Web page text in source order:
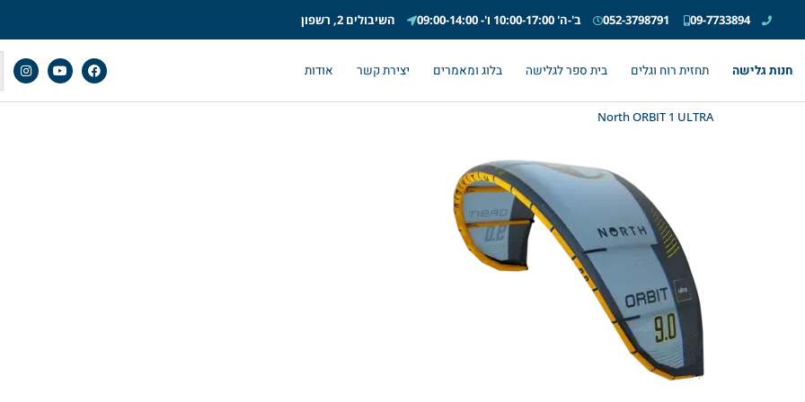
09-7733894
052-3798791 ב'-ה' 10:00-17:00 ו'- 09:00-14:00 השיבולים 2, רשפון
חנות גלישה תחזית רוח וגלים בית ספר לגלישה בלוג ומאמרים יצירת קשר אודות
North ORBIT 1 ULTRA